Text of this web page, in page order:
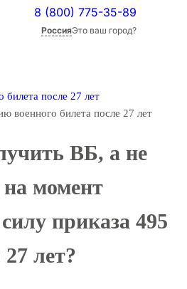
8 (800) 775-35-89
РоссияЭто ваш город?
билета после 27 лет
военного билета после 27 лет
ВБ, а не
на момент
приказа 495
лет?